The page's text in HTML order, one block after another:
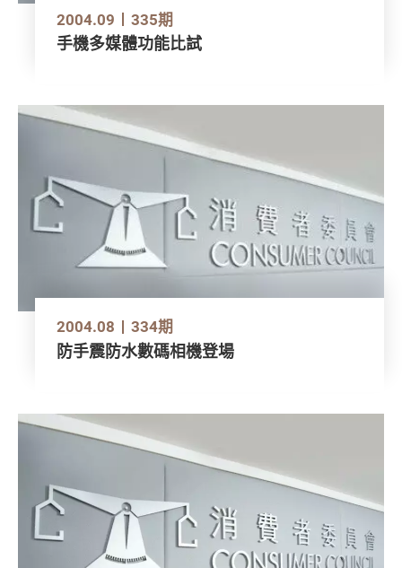
2004.09 335期
手機多媒體功能比試
2004.08 334期
防手震防水數碼相機登場